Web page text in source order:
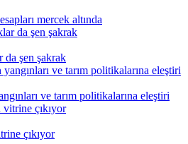
mercek altında
şen şakrak
ve tarım politikalarına eleştiri
çıkıyor